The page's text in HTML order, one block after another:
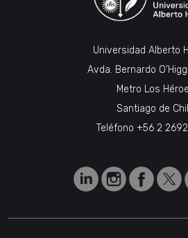
Universidad Alberto
Avda. Bernardo
Metro Los
Santiago de
Teléfono +56 2